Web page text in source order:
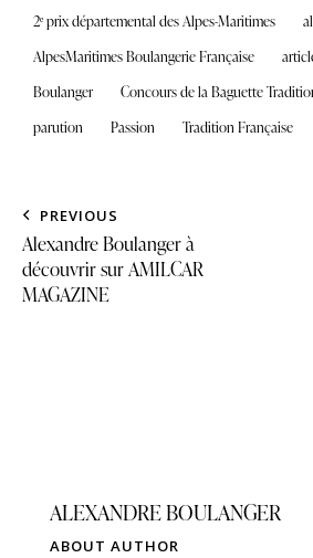
2ᵉ prix départemental des Alpes-Maritimes
AlpesMaritimes Boulangerie Française
Boulanger
Concours de la Baguette
parution
Passion Tradition Française
PREVIOUS
Alexandre Boulanger à
découvrir sur AMILCAR
MAGAZINE
ALEXANDRE BOULANGER
ABOUT AUTHOR